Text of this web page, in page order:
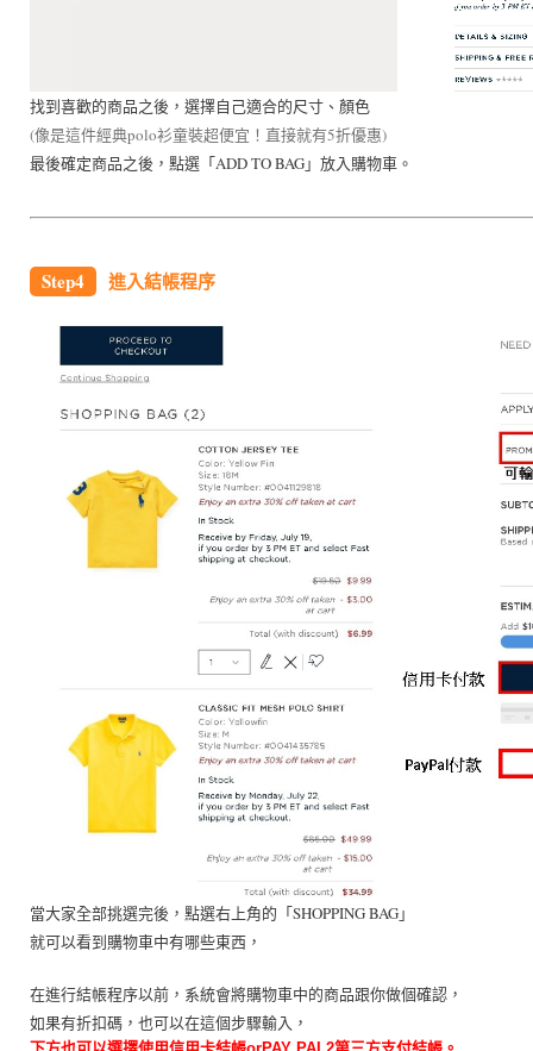
找到喜歡的商品之後，選擇自己適合的尺寸、顏色
(像是這件經典polo衫童裝超便宜！直接就有5折優惠)
最後確定商品之後，點選「ADD TO BAG」放入購物車。
Step4 進入結帳程序
當大家全部挑選完後，點選右上角的「SHOPPING BAG」
就可以看到購物車中有哪些東西，
在進行結帳程序以前，系統會將購物車中的商品跟你做個確認，
如果有折扣碼， 也可以在這個步驟輸入，